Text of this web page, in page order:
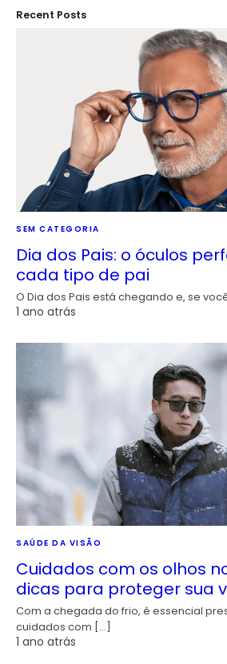
Recent Posts
SEM CATEGORIA
Dia dos Pais: o óculos
cada tipo de pai
O Dia dos Pais está chegando e, se
1 ano atrás
SAÚDE DA VISÃO
Cuidados com os olhos
dicas para proteger sua
Com a chegada do frio, é essencial
cuidados com […]
1 ano atrás